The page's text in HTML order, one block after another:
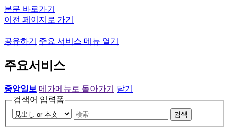
본문 바로가기
이전 페이지로 가기
공유하기 주요 서비스 메뉴 열기
주요서비스
중앙일보 메가메뉴로 돌아가기
닫기
검색어 입력폼
검색